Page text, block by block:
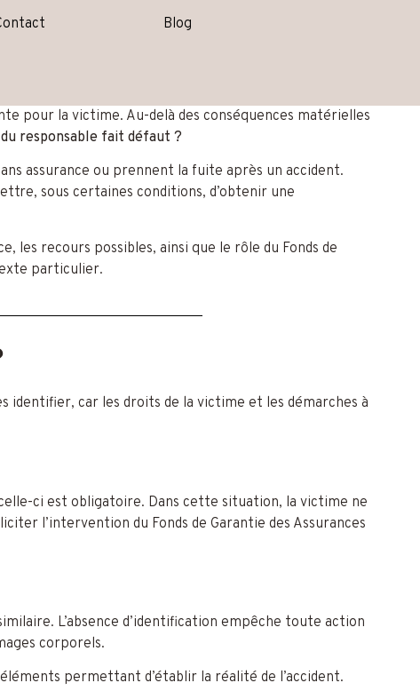
Blog
pour la victime. Au-delà des conséquences matérielles
responsable fait défaut ?
assurance ou prennent la fuite après un accident.
sous certaines conditions, d’obtenir une
les recours possibles, ainsi que le rôle du Fonds de
particulier.
identifier, car les droits de la victime et les démarches à
ci est obligatoire. Dans cette situation, la victime ne
l’intervention du Fonds de Garantie des Assurances
L’absence d’identification empêche toute action
corporels.
permettant d’établir la réalité de l’accident.